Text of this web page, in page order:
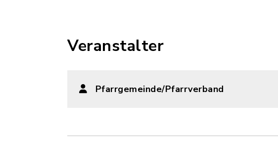
Veranstalter
Pfarrgemeinde/Pfarrverband